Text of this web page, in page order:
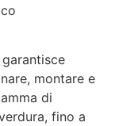
montare e
di
fino a